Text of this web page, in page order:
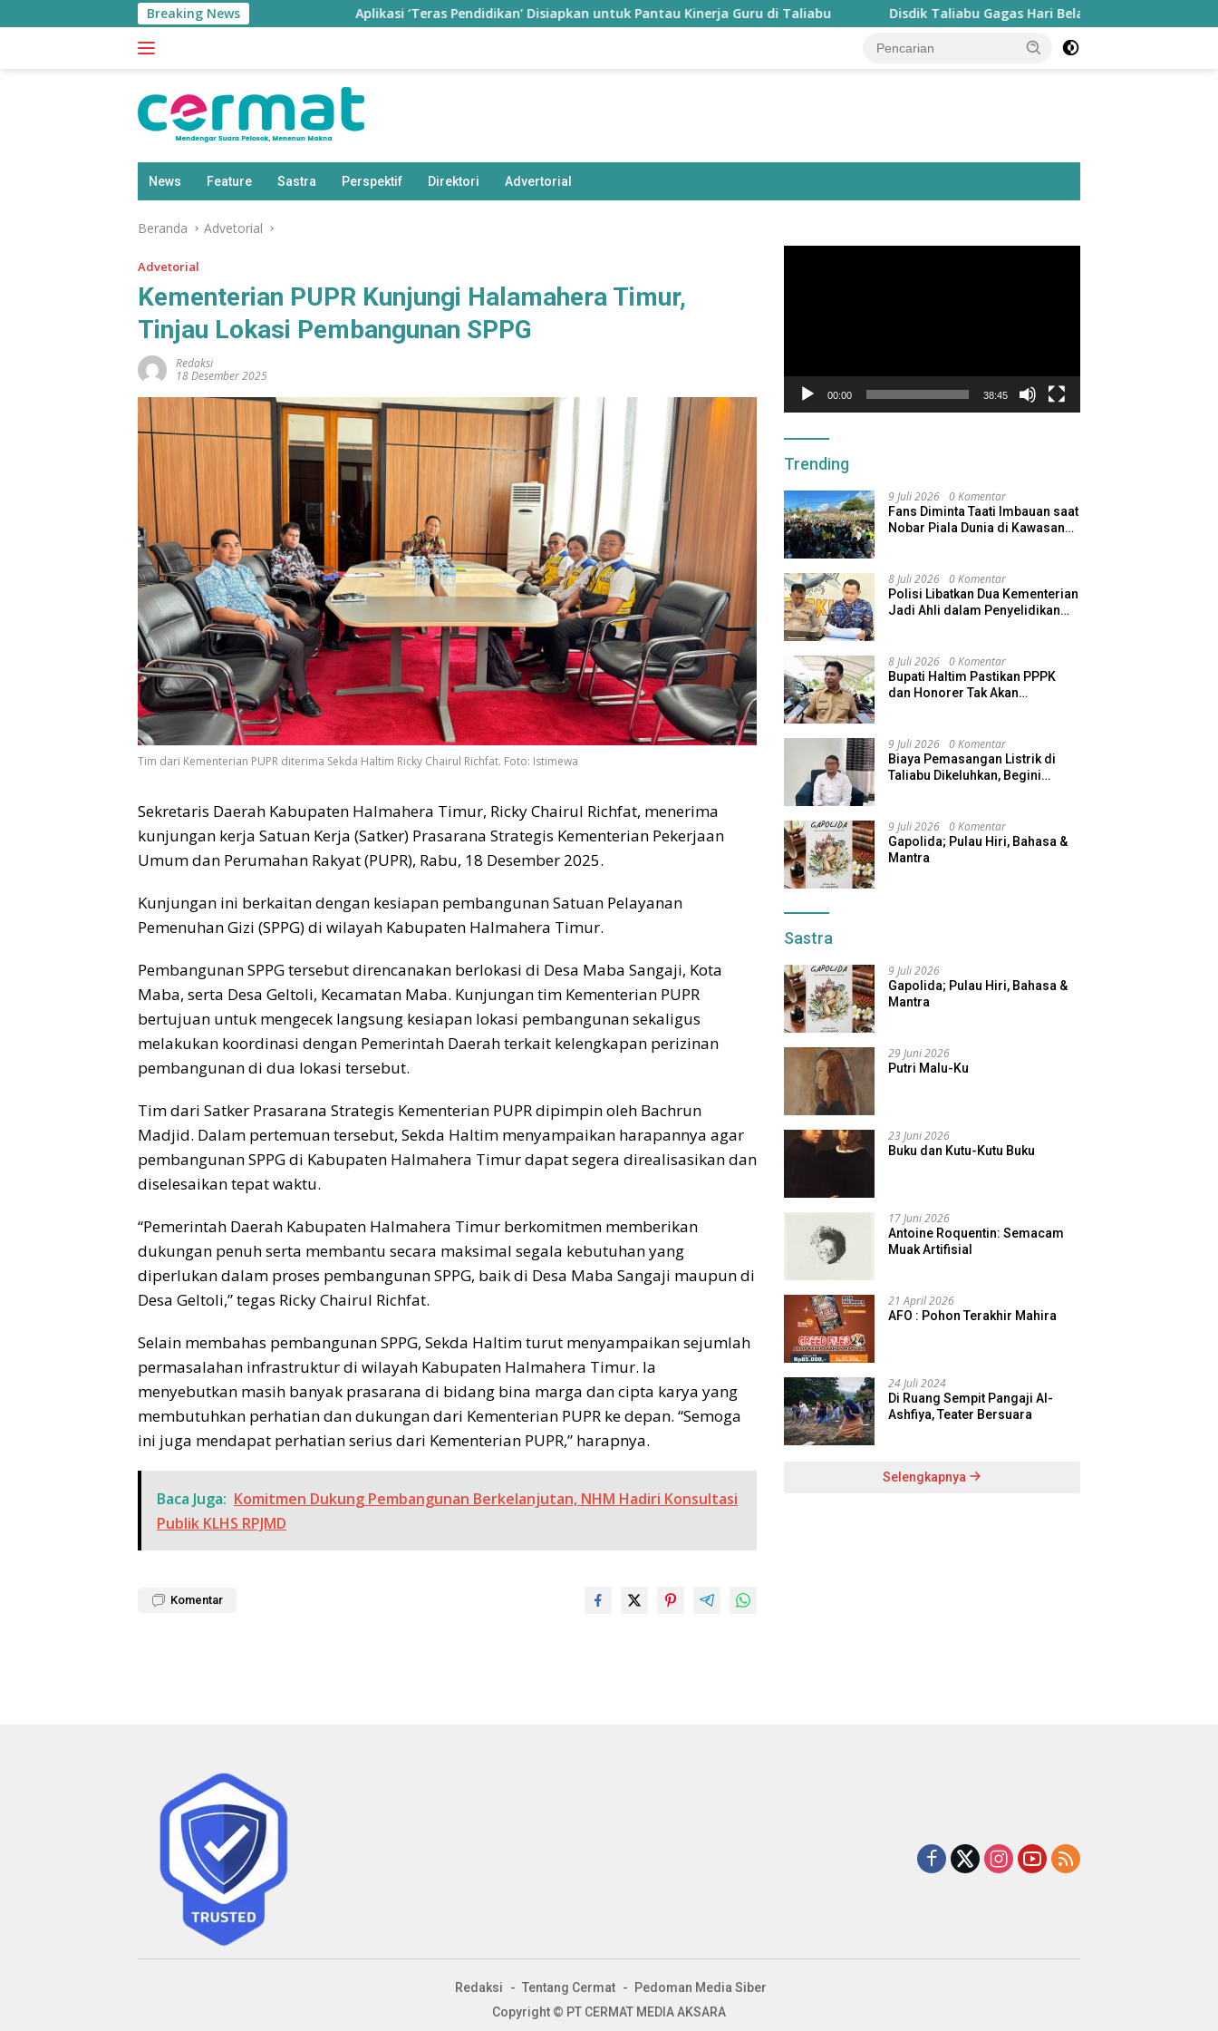
ke
Breaking News Aplikasi ‘Teras Pendidikan’ Disiapkan untuk Pantau Kinerja Guru di Taliabu Disdik Taliabu Gagas Hari Belajar Guru, Bahasa Daerah
News Feature Sastra Perspektif Direktori Advertorial
Beranda Advetorial
Advetorial
Kementerian PUPR Kunjungi Halamahera Timur,
Tinjau Lokasi Pembangunan SPPG
Redaksi
18 Desember 2025
Tim dari Kementerian PUPR diterima Sekda Haltim Ricky Chairul Richfat. Foto: Istimewa
Sekretaris Daerah Kabupaten Halmahera Timur, Ricky Chairul Richfat, menerima
kunjungan kerja Satuan Kerja (Satker) Prasarana Strategis Kementerian Pekerjaan
Umum dan Perumahan Rakyat (PUPR), Rabu, 18 Desember 2025.
Kunjungan ini berkaitan dengan kesiapan pembangunan Satuan Pelayanan
Pemenuhan Gizi (SPPG) di wilayah Kabupaten Halmahera Timur.
Pembangunan SPPG tersebut direncanakan berlokasi di Desa Maba Sangaji, Kota
Maba, serta Desa Geltoli, Kecamatan Maba. Kunjungan tim Kementerian PUPR
bertujuan untuk mengecek langsung kesiapan lokasi pembangunan sekaligus
melakukan koordinasi dengan Pemerintah Daerah terkait kelengkapan perizinan
pembangunan di dua lokasi tersebut.
Tim dari Satker Prasarana Strategis Kementerian PUPR dipimpin oleh Bachrun
Madjid. Dalam pertemuan tersebut, Sekda Haltim menyampaikan harapannya agar
pembangunan SPPG di Kabupaten Halmahera Timur dapat segera direalisasikan dan
diselesaikan tepat waktu.
“Pemerintah Daerah Kabupaten Halmahera Timur berkomitmen memberikan
dukungan penuh serta membantu secara maksimal segala kebutuhan yang
diperlukan dalam proses pembangunan SPPG, baik di Desa Maba Sangaji maupun di
Desa Geltoli,” tegas Ricky Chairul Richfat.
Selain membahas pembangunan SPPG, Sekda Haltim turut menyampaikan sejumlah
permasalahan infrastruktur di wilayah Kabupaten Halmahera Timur. Ia
menyebutkan masih banyak prasarana di bidang bina marga dan cipta karya yang
membutuhkan perhatian dan dukungan dari Kementerian PUPR ke depan. “Semoga
ini juga mendapat perhatian serius dari Kementerian PUPR,” harapnya.
Baca Juga: Komitmen Dukung Pembangunan Berkelanjutan, NHM Hadiri Konsultasi
Publik KLHS RPJMD
Komentar
00:00 38:45
Trending
9 Juli 2026 0 Komentar
Fans Diminta Taati Imbauan saat
Nobar Piala Dunia di Kawasan
8 Juli 2026 0 Komentar
Polisi Libatkan Dua Kementerian
Jadi Ahli dalam Penyelidikan
8 Juli 2026 0 Komentar
Bupati Haltim Pastikan PPPK
dan Honorer Tak Akan
9 Juli 2026 0 Komentar
Biaya Pemasangan Listrik di
Taliabu Dikeluhkan, Begini
9 Juli 2026 0 Komentar
Gapolida; Pulau Hiri, Bahasa &
Mantra
Sastra
9 Juli 2026
Gapolida; Pulau Hiri, Bahasa &
Mantra
29 Juni 2026
Putri Malu-Ku
23 Juni 2026
Buku dan Kutu-Kutu Buku
17 Juni 2026
Antoine Roquentin: Semacam
Muak Artifisial
21 April 2026
AFO : Pohon Terakhir Mahira
24 Juli 2024
Di Ruang Sempit Pangaji Al-
Ashfiya, Teater Bersuara
Selengkapnya
Redaksi Tentang Cermat
Pedoman Media Siber
Copyright © PT CERMAT MEDIA AKSARA